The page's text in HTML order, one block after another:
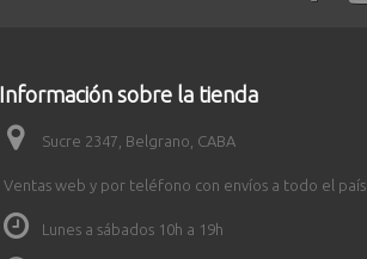
Información sobre la tienda
Sucre 2347, Belgrano, CABA
Ventas web y por teléfono con envíos a todo el país.
Lunes a sábados 10h a 19h